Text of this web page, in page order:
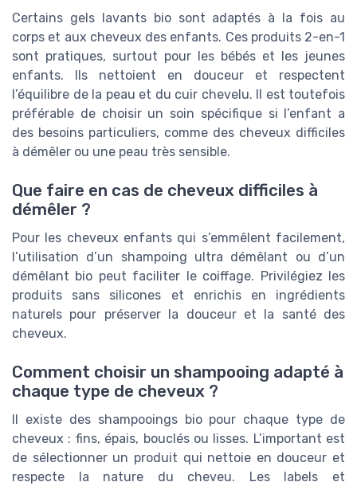
Certains gels lavants bio sont adaptés à la fois au
corps et aux cheveux des enfants. Ces produits 2-en-1
sont pratiques, surtout pour les bébés et les jeunes
enfants. Ils nettoient en douceur et respectent
l’équilibre de la peau et du cuir chevelu. Il est toutefois
préférable de choisir un soin spécifique si l’enfant a
des besoins particuliers, comme des cheveux difficiles
à démêler ou une peau très sensible.
Que faire en cas de cheveux difficiles à
démêler ?
Pour les cheveux enfants qui s’emmêlent facilement,
l’utilisation d’un shampoing ultra démêlant ou d’un
démêlant bio peut faciliter le coiffage. Privilégiez les
produits sans silicones et enrichis en ingrédients
naturels pour préserver la douceur et la santé des
cheveux.
Comment choisir un shampooing adapté à
chaque type de cheveux ?
Il existe des shampooings bio pour chaque type de
cheveux : fins, épais, bouclés ou lisses. L’important est
de sélectionner un produit qui nettoie en douceur et
respecte la nature du cheveu. Les labels et